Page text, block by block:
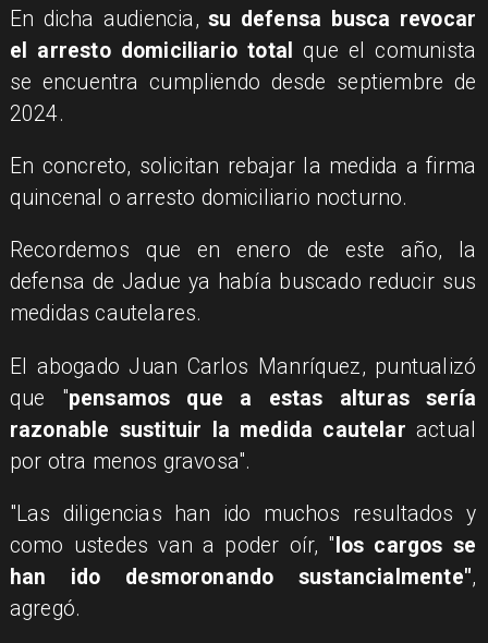
En dicha audiencia,su defensa busca revocar
el arresto domiciliario total que el comunista
se encuentra cumpliendo desde septiembre de
2024.
En concreto, solicitan rebajar la medida a firma
quincenal o arresto domiciliario nocturno.
Recordemos que en enero de este año, la
defensa de Jadue ya había buscado reducir sus
medidas cautelares.
El abogado Juan Carlos Manríquez, puntualizó
que "pensamos que a estas alturas sería
razonable sustituir la medida cautelar actual
por otra menos gravosa".
"Las diligencias han ido muchos resultados y
como ustedes van a poder oír, " los cargos se
han ido desmoronando sustancialmente",
agregó.